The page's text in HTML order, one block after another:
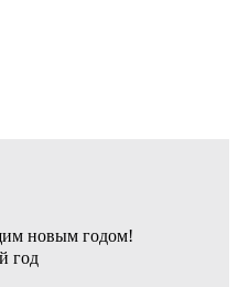
новым годом!
год